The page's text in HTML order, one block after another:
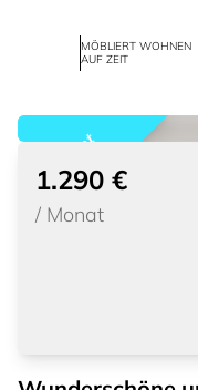
MÖBLIERT WOHNEN
AUF ZEIT
vermietet
1.290 €
/ Monat